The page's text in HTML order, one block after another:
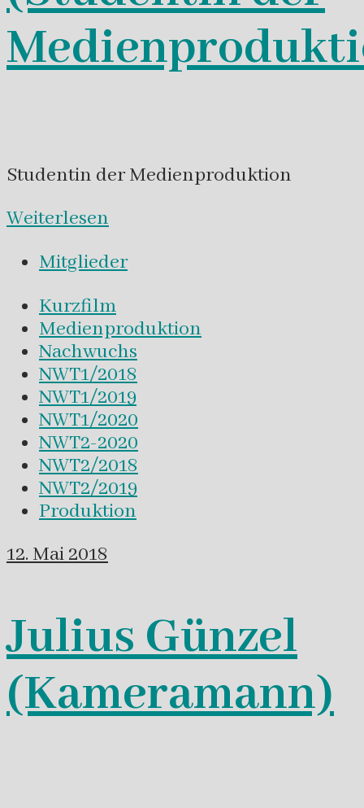
Studentin der Medienproduktion
Weiterlesen
Mitglieder
Kurzfilm
Medienproduktion
Nachwuchs
NWT1/2018
NWT1/2019
NWT1/2020
NWT2-2020
NWT2/2018
NWT2/2019
Produktion
12. Mai 2018
Julius Günzel
(Kameramann)